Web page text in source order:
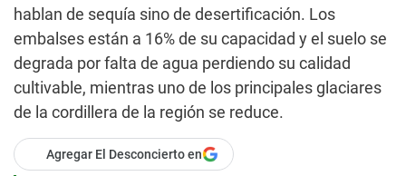
hablan de sequía sino de desertificación. Los
embalses están a 16% de su capacidad y el suelo se
degrada por falta de agua perdiendo su calidad
cultivable, mientras uno de los principales glaciares
de la cordillera de la región se reduce.
Agregar El Desconcierto en